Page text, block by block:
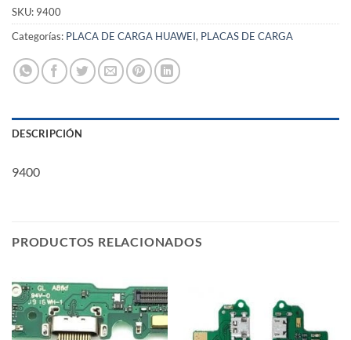
SKU: 9400
Categorías: PLACA DE CARGA HUAWEI, PLACAS DE CARGA
DESCRIPCIÓN
9400
PRODUCTOS RELACIONADOS